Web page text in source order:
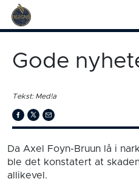
Gode
Tekst: Med!a
Da Axel Foyn-Bruun lå i
ble det konstatert at
allikevel.